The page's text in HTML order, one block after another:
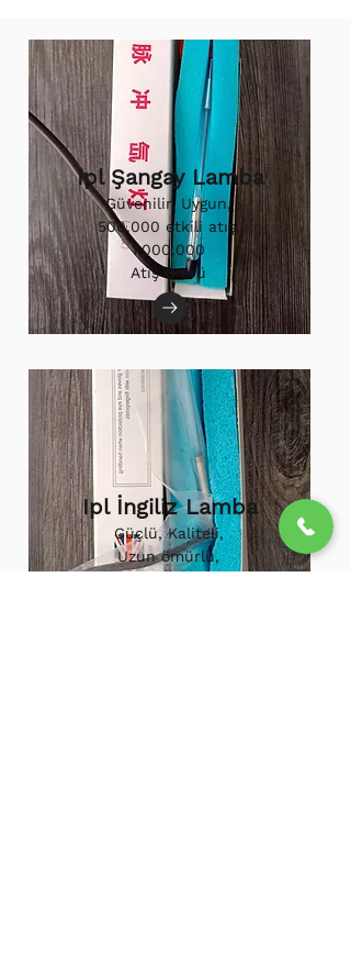
Ipl Şangay Lamba
Güvenilir, Uygun,
500.000 etkili atış.
1.000.000
Atış Ömrü
Ipl İngiliz Lamba
Güçlü, Kaliteli,
Uzun ömürlü,